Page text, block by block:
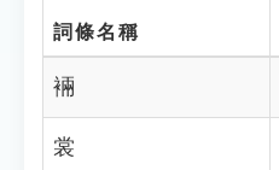
詞條名稱
裲
裳